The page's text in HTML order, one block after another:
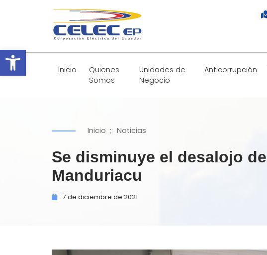
Abrir barra de herramientas
Inicio
Quienes
Somos
Unidades de
Negocio
Anticorrupción
Inicio :: Noticias
Se disminuye el desalojo
Manduriacu
7 de diciembre de 2021